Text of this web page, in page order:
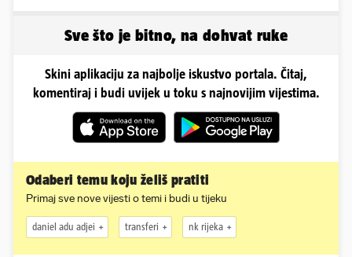
Sve što je bitno, na dohvat ruke
Skini aplikaciju za najbolje iskustvo portala. Čitaj,
komentiraj i budi uvijek u toku s najnovijim vijestima.
Odaberi temu koju želiš pratiti
Primaj sve nove vijesti o temi i budi u tijeku
daniel adu adjei transferi nk rijeka